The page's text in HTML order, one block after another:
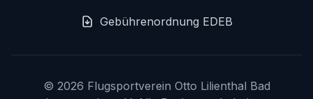
Gebührenordnung EDEB
© 2026 Flugsportverein Otto Lilienthal Bad